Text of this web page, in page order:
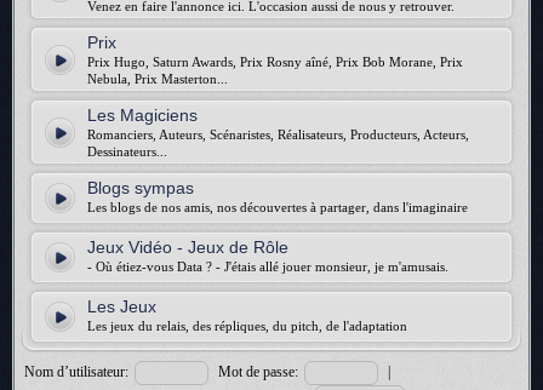
Venez en faire l'annonce ici. L'occasion aussi de nous y retrouver.
Prix
Prix Hugo, Saturn Awards, Prix Rosny aîné, Prix Bob Morane, Prix
Nebula, Prix Masterton...
Les Magiciens
Romanciers, Auteurs, Scénaristes, Réalisateurs, Producteurs, Acteurs,
Dessinateurs...
Blogs sympas
Les blogs de nos amis, nos découvertes à partager, dans l'imaginaire
Jeux Vidéo - Jeux de Rôle
- Où étiez-vous Data ? - J'étais allé jouer monsieur, je m'amusais.
Les Jeux
Les jeux du relais, des répliques, du pitch, de l'adaptation
Nom d’utilisateur: Mot de passe:
|